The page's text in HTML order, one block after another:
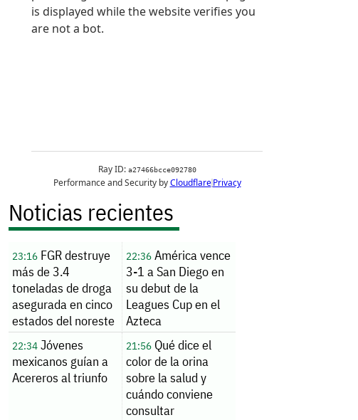
Noticias recientes
23:16 FGR destruye
más de 3.4
toneladas de droga
asegurada en cinco
estados del noreste
22:36América vence
3-1 a San Diego en
su debut de la
Leagues Cup en el
Azteca
22:34 Jóvenes
mexicanos guían a
Acereros al triunfo
21:56Qué dice el
color de la orina
sobre la salud y
cuándo conviene
consultar